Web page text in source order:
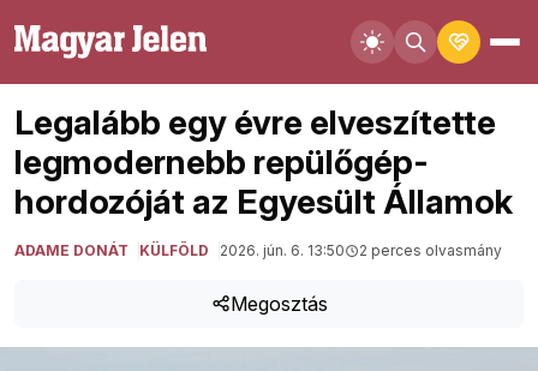
Legalább egy évre elveszítette
legmodernebb repülőgép-
hordozóját az Egyesült Államok
ADAME DONÁT KÜLFÖLD 2026. jún. 6. 13:50 2 perces olvasmány
Megosztás